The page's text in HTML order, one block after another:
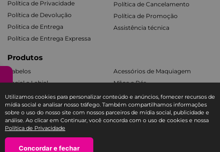
Utilizamos cookies para personalizar conteúdo e anúncios, fornecer recursos de
mídia social e analisar nosso tráfego. Também compartilhamos informações
sobre o uso do nosso site com nossos parceiros de mídia social, publicidade e
análise. Ao clicar em Continuar, você concorda com o uso de cookies e nossa
Política de Privacidade
Concordar e fechar
＋
－
Política de Privacidade
Política de Devolução
Politica de Entrega
Política de Entrega Expressa
Política de Cancelamento
Política de Promoção
Assistência técnica
Produtos
Cabelos
Facial e Labial
Banho e Corpo
Acessórios de Maquiagem
Mãos e Pés
Todos os Kits
Fale com a Ricca